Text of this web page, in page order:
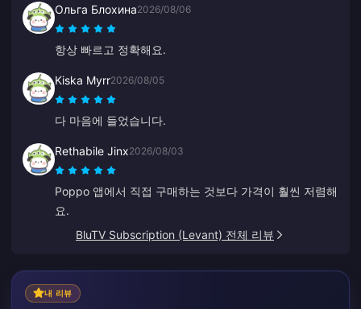
렴하고 게임 종류도 다양해서 좋네요!
Ольга Блохина2026/08/06
항상 빠르고 정확해요.
Kiska Myrr2026/08/05
다 마음에 들었습니다.
Rethabile Jinx2026/08/03
Poppo 앱에서 직접 구매하는 것보다 가격이 훨씬 저렴해
요.
BluTV Subscription (Levant) 전체 리뷰
내 리뷰